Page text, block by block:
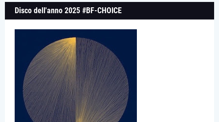
Disco dell'anno 2025 #BF-CHOICE